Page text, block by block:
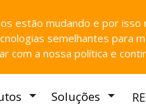
estão mudando e por
semelhantes para
com a nossa política e
Soluções